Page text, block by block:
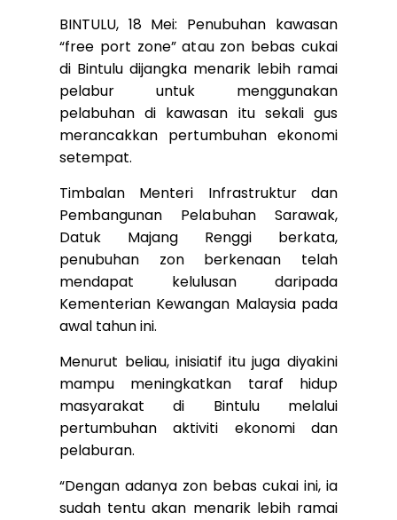
BINTULU, 18 Mei: Penubuhan kawasan
“free port zone” atau zon bebas cukai
di Bintulu dijangka menarik lebih ramai
pelabur untuk menggunakan
pelabuhan di kawasan itu sekali gus
merancakkan pertumbuhan ekonomi
setempat.
Timbalan Menteri Infrastruktur dan
Pembangunan Pelabuhan Sarawak,
Datuk Majang Renggi berkata,
penubuhan zon berkenaan telah
mendapat kelulusan daripada
Kementerian Kewangan Malaysia pada
awal tahun ini.
Menurut beliau, inisiatif itu juga diyakini
mampu meningkatkan taraf hidup
masyarakat di Bintulu melalui
pertumbuhan aktiviti ekonomi dan
pelaburan.
“Dengan adanya zon bebas cukai ini, ia
sudah tentu akan menarik lebih ramai